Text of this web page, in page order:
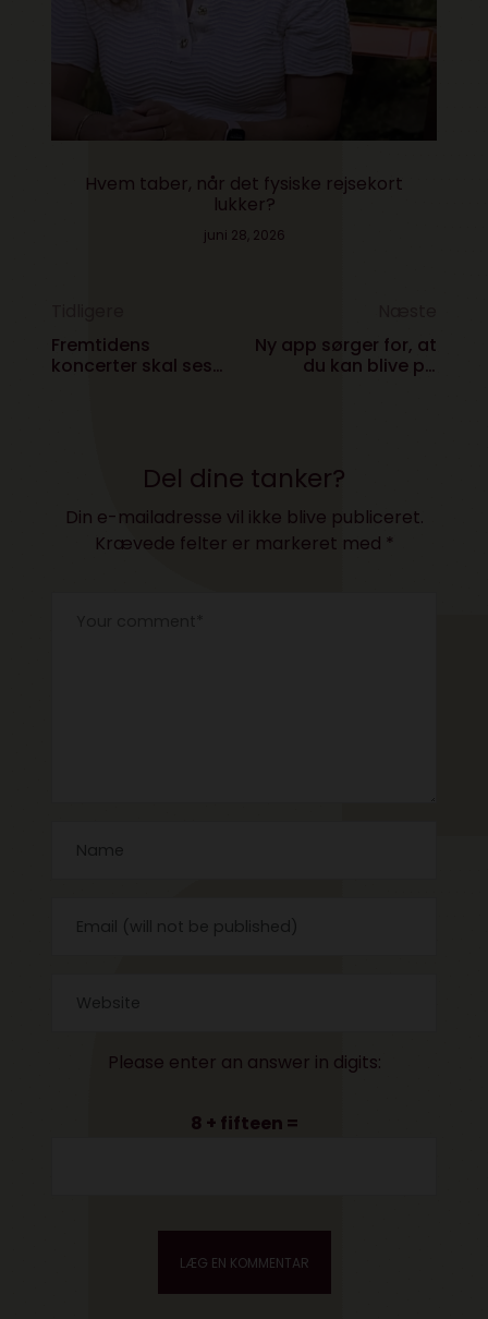
Hvem taber, når det fysiske rejsekort
lukker?
juni 28, 2026
Fremtidens
koncerter skal ses
Ny app sørger for, at
du kan blive på
Del dine tanker?
Din e-mailadresse vil ikke blive publiceret.
Krævede felter er markeret med *
Please enter an answer in digits:
8 + fifteen =